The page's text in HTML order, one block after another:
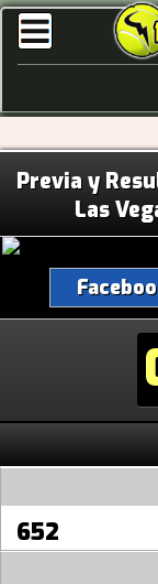
Previa y
Las
652